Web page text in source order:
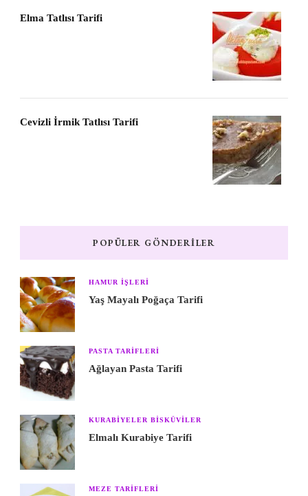
Elma Tatlısı Tarifi
Cevizli İrmik Tatlısı Tarifi
POPÜLER GÖNDERILER
HAMUR IŞLERI
Yaş Mayalı Poğaça Tarifi
PASTA TARIFLERI
Ağlayan Pasta Tarifi
KURABIYELER BISKÜVILER
Elmalı Kurabiye Tarifi
MEZE TARIFLERI